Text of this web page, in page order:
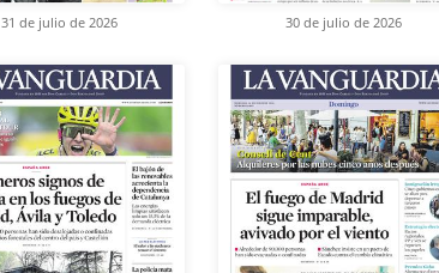
31 de julio de 2026 30 de julio de 2026